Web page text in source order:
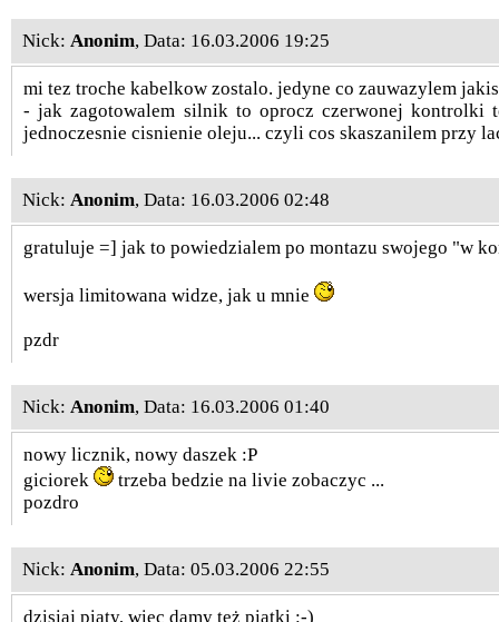
Nick: Anonim, Data: 16.03.2006 19:25
mi tez troche kabelkow zostalo. jedyne co zauwazylem
- jak zagotowalem silnik to oprocz czerwonej kontrolki
jednoczesnie cisnienie oleju... czyli cos skaszanilem przy
Nick: Anonim, Data: 16.03.2006 02:48
gratuluje =] jak to powiedzialem po montazu swojego "w
wersja limitowana widze, jak u mnie
pzdr
Nick: Anonim, Data: 16.03.2006 01:40
nowy licznik, nowy daszek :P
giciorek
trzeba bedzie na livie zobaczyc ...
pozdro
Nick: Anonim, Data: 05.03.2006 22:55
dzisiaj piąty, więc damy też piątki :-)